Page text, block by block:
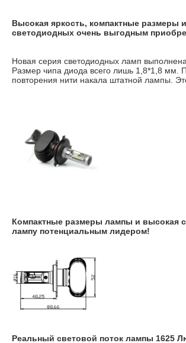
Высокая яркость, компактные размеры
светодиодных очень выгодным
Новая серия светодиодных ламп
Размер чипа диода всего лишь 1,8*1,8 мм.
повторения нити накала штатной лампы.
Компактные размеры лампы и высокая
лампу потенциальным лидером!
Реальный световой поток лампы 1625